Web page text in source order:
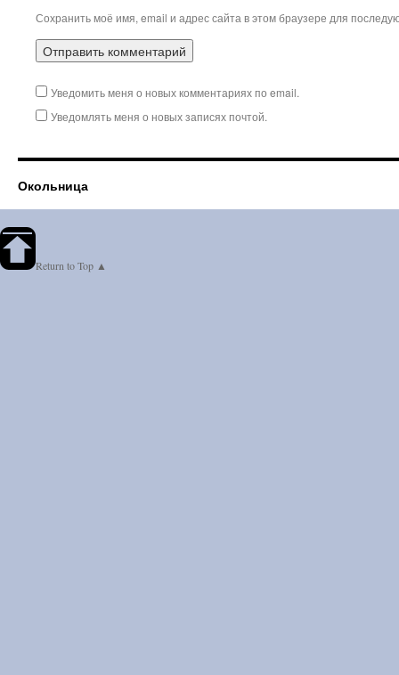
Сохранить моё имя, email и адрес сайта в этом браузере для
Уведомить меня о новых комментариях по email.
Уведомлять меня о новых записях почтой.
Окольница
Return to Top ▲